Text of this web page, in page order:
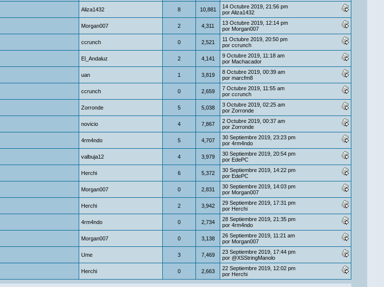
Aliza1432 8 10,881
14 Octubre 2019, 21:56 pm
porAliza1432
Morgan007 2 4,311
13 Octubre 2019, 12:14 pm
por Morgan007
ccrunch 0 2,521
11 Octubre 2019, 20:50 pm
por ccrunch
El_Andaluz 2 4,141
9 Octubre 2019, 11:18 am
por Machacador
uan 1 3,819
8 Octubre 2019, 00:39 am
por marcfm8
ccrunch 0 2,659
7 Octubre 2019, 11:55 am
por ccrunch
Zorronde 5 5,038
3 Octubre 2019, 02:25 am
por Zorronde
novicio 4 7,867
2 Octubre 2019, 00:37 am
por Zorronde
4rm4ndo 5 4,707
30 Septiembre 2019, 23:23 pm
por 4rm4ndo
valbuja12 4 3,979
30 Septiembre 2019, 20:54 pm
por EdePC
Herchi 6 5,372
30 Septiembre 2019, 14:22 pm
por EdePC
Morgan007 0 2,831
30 Septiembre 2019, 14:03 pm
por Morgan007
Herchi 2 3,942
29 Septiembre 2019, 17:31 pm
por Herchi
4rm4ndo 0 2,734
28 Septiembre 2019, 21:35 pm
por 4rm4ndo
Morgan007 0 3,138
26 Septiembre 2019, 11:21 am
por Morgan007
Ume 3 7,469
23 Septiembre 2019, 17:44 pm
por @XSStringManolo
Herchi 0 2,663
22 Septiembre 2019, 12:02 pm
por Herchi